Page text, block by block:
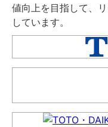
値向上を目指して、
しています。